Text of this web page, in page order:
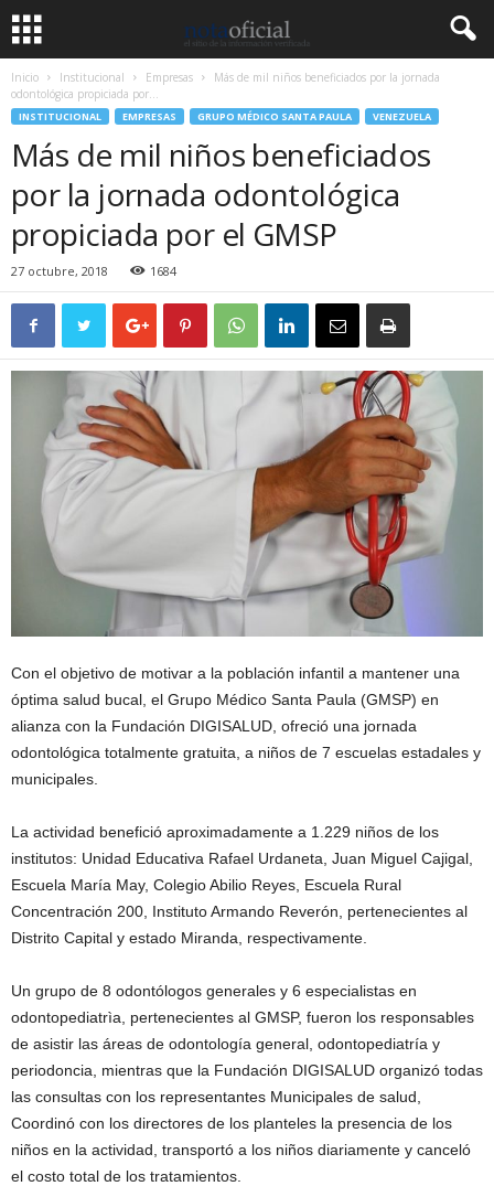
Inicio Institucional Empresas
Más de mil niños beneficiados por la jornada
odontológica propiciada por...
INSTITUCIONAL EMPRESAS GRUPO MÉDICO SANTA PAULA VENEZUELA
Más de mil niños beneficiados
por la jornada odontológica
propiciada por el GMSP
27 octubre, 2018 1684
Con el objetivo de motivar a la población infantil a mantener una
óptima salud bucal, el Grupo Médico Santa Paula (GMSP) en
alianza con la Fundación DIGISALUD, ofreció una jornada
odontológica totalmente gratuita, a niños de 7 escuelas estadales y
municipales.
La actividad benefició aproximadamente a 1.229 niños de los
institutos: Unidad Educativa Rafael Urdaneta, Juan Miguel Cajigal,
Escuela María May, Colegio Abilio Reyes, Escuela Rural
Concentración 200, Instituto Armando Reverón, pertenecientes al
Distrito Capital y estado Miranda, respectivamente.
Un grupo de 8 odontólogos generales y 6 especialistas en
odontopediatrìa, pertenecientes al GMSP, fueron los responsables
de asistir las áreas de odontología general, odontopediatría y
periodoncia, mientras que la Fundación DIGISALUD organizó todas
las consultas con los representantes Municipales de salud,
Coordinó con los directores de los planteles la presencia de los
niños en la actividad, transportó a los niños diariamente y canceló
el costo total de los tratamientos.